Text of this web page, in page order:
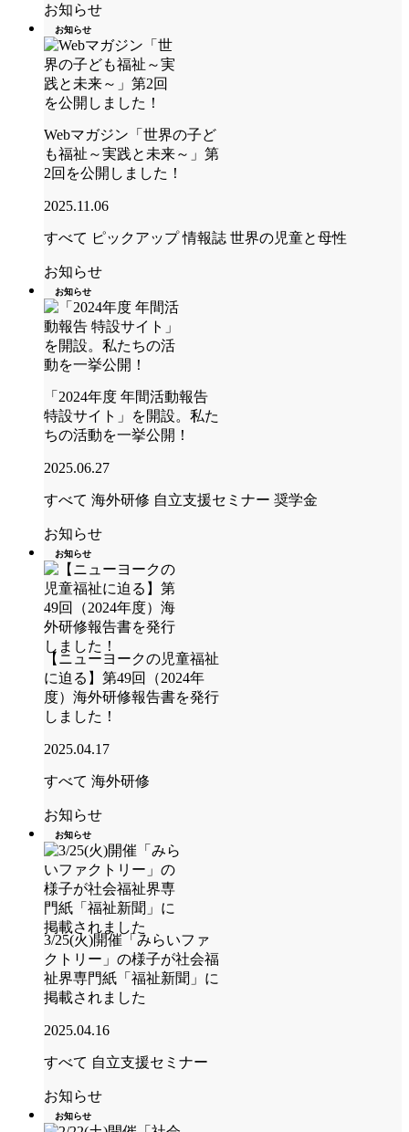
お知らせ
お知らせ
Webマガジン「世界の子ど
も福祉～実践と未来～」第
2回を公開しました！
2025.11.06
すべて ピックアップ 情報誌 世界の児童と母性
お知らせ
お知らせ
「2024年度 年間活動報告
特設サイト」を開設。私た
ちの活動を一挙公開！
2025.06.27
すべて 海外研修 自立支援セミナー 奨学金
お知らせ
お知らせ
【ニューヨークの児童福祉
に迫る】第49回（2024年
度）海外研修報告書を発行
しました！
2025.04.17
すべて 海外研修
お知らせ
お知らせ
3/25(火)開催「みらいファ
クトリー」の様子が社会福
祉界専門紙「福祉新聞」に
掲載されました
2025.04.16
すべて 自立支援セミナー
お知らせ
お知らせ